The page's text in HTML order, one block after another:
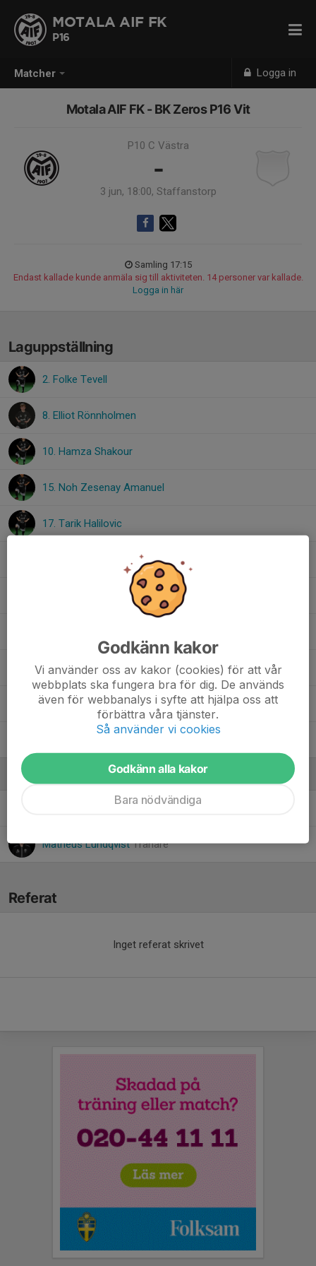
Matcher Logga in
MOTALA AIF FK
P16
Motala AIF FK - BK Zeros P16 Vit
P10 C Västra
-
3 jun, 18:00, Staffanstorp
Samling 17:15
Endast kallade kunde anmäla sig till aktiviteten. 14 personer var kallade.
Logga in här
Laguppställning
2. Folke Tevell
8. Elliot Rönnholmen
10. Hamza Shakour
15. Noh Zesenay Amanuel
17. Tarik Halilovic
22. Asterios Koutsos, P12
23. Aram Kiflom Tesfaldet
Victor Hellgren
Wesam Hussein
Ledare
Dzavid HalilovicLedare
Matheus LundqvistTränare
Referat
Inget referat skrivet
Godkänn kakor
Vi använder oss av kakor (cookies) för att vår
webbplats ska fungera bra för dig. De används
även för webbanalys i syfte att hjälpa oss att
förbättra våra tjänster.
Så använder vi cookies
Godkänn alla kakor
Bara nödvändiga